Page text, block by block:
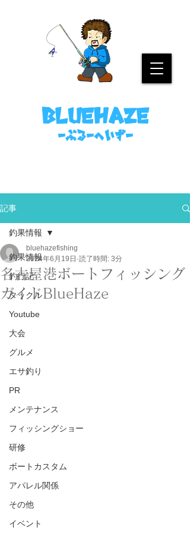
bluehaze
​－ぶるーへいずー
記事
釣果情報
釣行記
タックル
Youtube
大会
グルメ
エサ釣り
PR
メンテナンス
フィッシングショー
研修
ボートカスタム
アパレル関係
その他
イベント
釣果情報
名古屋港ボートフィッシング
ガイドBlueHaze
bluehazefishing
2024年6月19日 読了時間: 3分